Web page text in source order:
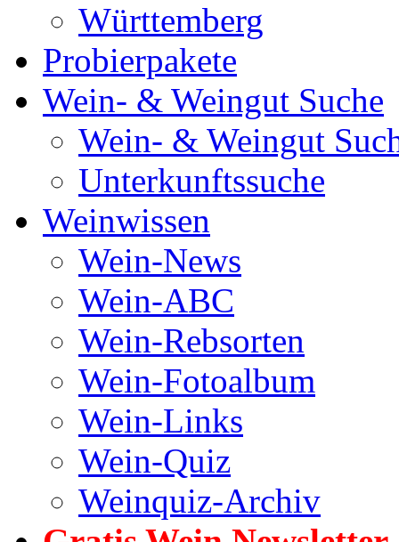
Württemberg
Probierpakete
Wein- & Weingut Suche
Wein- & Weingut
Unterkunftssuche
Weinwissen
Wein-News
Wein-ABC
Wein-Rebsorten
Wein-Fotoalbum
Wein-Links
Wein-Quiz
Weinquiz-Archiv